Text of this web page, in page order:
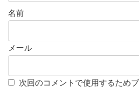
名前
メール
次回のコメントで使用するため